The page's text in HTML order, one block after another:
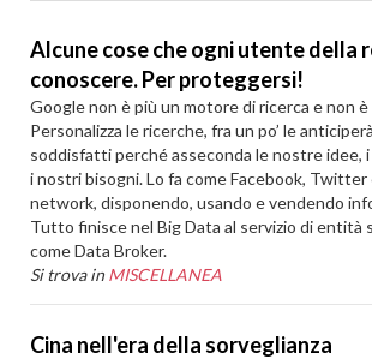
Alcune cose che ogni utente della
conoscere. Per proteggersi!
Google non è più un motore di ricerca e non
Personalizza le ricerche, fra un po’ le
soddisfatti perché asseconda le nostre idee,
i nostri bisogni. Lo fa come Facebook, Twitter
network, disponendo, usando e vendendo
Tutto finisce nel Big Data al servizio di entità
come Data Broker.
Si trova in MISCELLANEA
Cina nell'era della sorveglianza